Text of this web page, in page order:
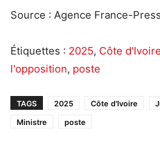
Source : Agence France-
Étiquettes : 2025, Côte d'Ivoire
l'opposition, poste
TAGS 2025 Côte d'Ivoire
Ministre
poste